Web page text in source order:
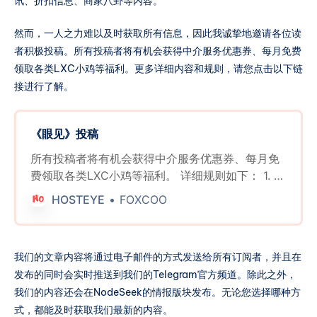
然而，一人之力难以及时获取所有信息，因此我诚挚地邀请各位读
者积极投稿。所有投稿者将有机会获得中介服务优惠券、每月免费
领取各类LXC小鸡等福利。更多详细内容和规则，请您点击以下链
接进行了解。
《眼见》投稿
所有投稿者将有机会获得中介服务优惠券、每月免
费领取各类LXC小鸡等福利。 详细规则如下： 1. 有
效投稿奖励： * 所有提交有效信息并留下有效联系
有机会参与抽奖。 * 每周将随机抽取三名获奖者，
采纳投稿奖励： * 被采用的投稿将直接获得一张中
介服务免费优惠券。 3. 月度有效投稿数量统计奖
励： * 每月最后一天，根据后台统计的相同联系方
式和相同网站注册的电子邮箱账户下的非垃圾投稿
HOSTEYE FOXCOO
我们的文章内容将通过电子邮件的方式发送给所有订阅者，并且在
发布的同时会实时推送到我们的Telegram官方频道。除此之外，
我们的内容还会在NodeSeek的情报版块发布。无论您选择哪种方
式，都能及时获取我们最新的内容。